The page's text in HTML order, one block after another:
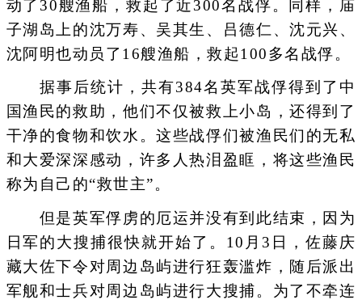
动了30艘渔船，救起了近300名战俘。同样，庙
子湖岛上的沈万寿、吴其生、吕德仁、沈元兴、
沈阿明也动员了16艘渔船，救起100多名战俘。
据事后统计，共有384名英军战俘得到了中
国渔民的救助，他们不仅被救上小岛，还得到了
干净的食物和饮水。这些战俘们被渔民们的无私
和大爱深深感动，许多人热泪盈眶，将这些渔民
称为自己的“救世主”。
但是英军俘虏的厄运并没有到此结束，因为
日军的大搜捕很快就开始了。10月3日，佐藤庆
藏大佐下令对周边岛屿进行狂轰滥炸，随后派出
军舰和士兵对周边岛屿进行大搜捕。为了不牵连